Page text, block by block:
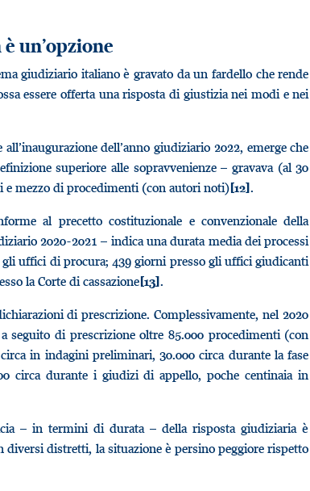
un’opzione
giudiziario italiano è gravato da un fardello che rende
essere offerta una risposta di giustizia nei modi e nei
dell’anno giudiziario 2022, emerge che
superiore alle sopravvenienze – gravava (al 30
mezzo di procedimenti (con autori noti)[12].
al precetto costituzionale e convenzionale della
2020-2021 – indica una durata media dei processi
gli uffici di procura; 439 giorni presso gli uffici giudicanti
la Corte di cassazione[13].
di prescrizione. Complessivamente, nel 2020
seguito di prescrizione oltre 85.000 procedimenti (con
in indagini preliminari, 30.000 circa durante la fase
circa durante i giudizi di appello, poche centinaia in
– in termini di durata – della risposta giudiziaria è
distretti, la situazione è persino peggiore rispetto